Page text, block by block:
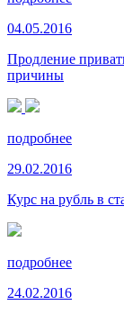
04.05.2016
Продление
причины
подробнее
29.02.2016
Курс на рубль в
подробнее
24.02.2016